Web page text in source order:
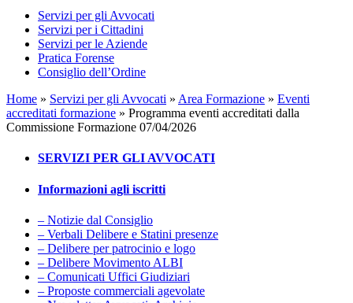
Servizi per gli Avvocati
Servizi per i Cittadini
Servizi per le Aziende
Pratica Forense
Consiglio dell’Ordine
Home » Servizi per gli Avvocati » Area Formazione » Eventi
accreditati formazione » Programma eventi accreditati dalla
Commissione Formazione 07/04/2026
SERVIZI PER GLI AVVOCATI
Informazioni agli iscritti
– Notizie dal Consiglio
– Verbali Delibere e Statini presenze
– Delibere per patrocinio e logo
– Delibere Movimento ALBI
– Comunicati Uffici Giudiziari
– Proposte commerciali agevolate